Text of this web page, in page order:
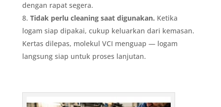
dengan rapat segera.
Tidak perlu cleaning saat digunakan. Ketika
logam siap dipakai, cukup keluarkan dari kemasan.
Kertas dilepas, molekul VCI menguap — logam
langsung siap untuk proses lanjutan.